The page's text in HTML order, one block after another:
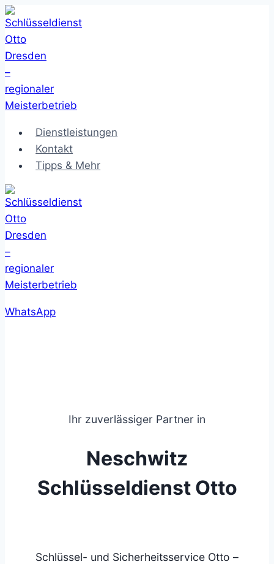
Zum
Inhalt
springen
Dienstleistungen
Kontakt
Tipps & Mehr
WhatsApp
Ihr zuverlässiger Partner in
Neschwitz
Schlüsseldienst Otto
Schlüssel- und Sicherheitsservice Otto –